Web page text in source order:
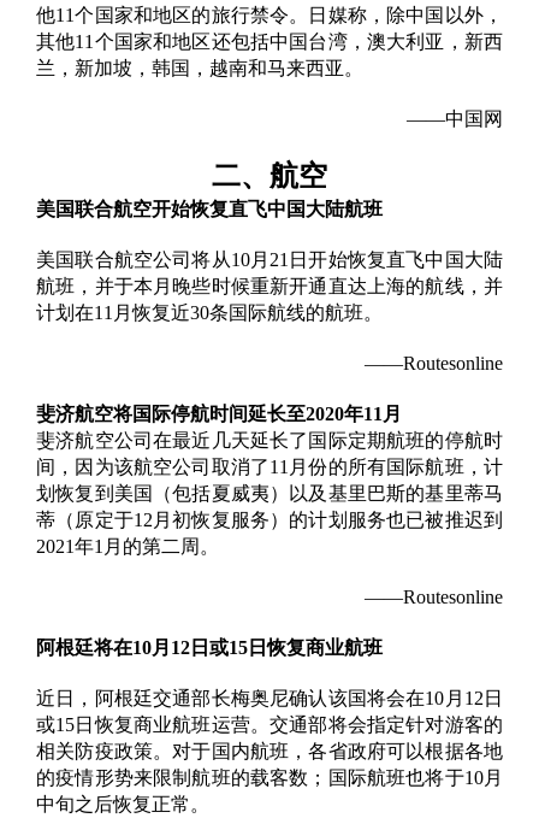
他11个国家和地区的旅行禁令。
日媒称，除中国以外，
其他11个国家和地区还包括中国台湾，澳大利亚，新西
兰，新加坡，韩国，越南和马来西亚。
——中国网
二、 航空
美国联合航空开始恢复直飞中国大陆航班
美国联合航空公司将从10月21日开始恢复直飞中国大陆
航班，并于本月晚些时候重新开通直达上海的航线，并
计划在11月恢复近30条国际航线的航班。
——Routesonline
斐济航空将国际停航时间延长至2020年11月
斐济航空公司在最近几天延长了国际定期航班的停航时
间，因为该航空公司取消了11月份的所有国际航班，计
划恢复到美国（包括夏威夷）以及基里巴斯的基里蒂马
蒂（原定于12月初恢复服务）的计划服务也已被推迟到
2021年1月的第二周。
——Routesonline
阿根廷将在10月12日或15日恢复商业航班
近日，阿根廷交通部长梅奥尼确认该国将会在10月12日
或15日恢复商业航班运营。交通部将会指定针对游客的
相关防疫政策。对于国内航班，各省政府可以根据各地
的疫情形势来限制航班的载客数；国际航班也将于10月
中旬之后恢复正常。